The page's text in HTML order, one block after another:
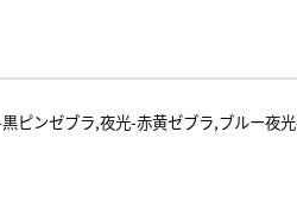
ピンゼブラ,夜光-赤黄ゼブラ,ブルー夜光